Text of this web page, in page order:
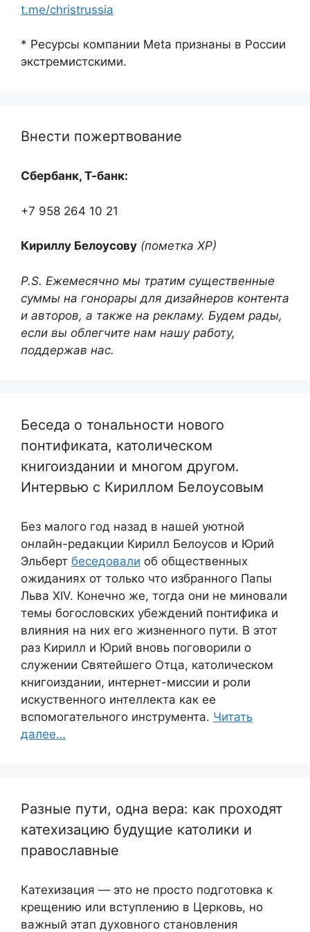
t.me/christrussia
* Ресурсы компании Meta признаны в России
экстремистскими.
Внести пожертвование
Сбербанк, Т-банк:
+7 958 264 10 21
Кириллу Белоусову (пометка ХР)
P.S. Ежемесячно мы тратим существенные
суммы на гонорары для дизайнеров контента
и авторов, а также на рекламу. Будем рады,
если вы облегчите нам нашу работу,
поддержав нас.
Беседа о тональности нового
понтификата, католическом
книгоиздании и многом другом.
Интервью с Кириллом Белоусовым
Без малого год назад в нашей уютной
онлайн-редакции Кирилл Белоусов и Юрий
Эльберт беседовали об общественных
ожиданиях от только что избранного Папы
Льва XIV. Конечно же, тогда они не миновали
темы богословских убеждений понтифика и
влияния на них его жизненного пути. В этот
раз Кирилл и Юрий вновь поговорили о
служении Святейшего Отца, католическом
книгоиздании, интернет-миссии и роли
искуственного интеллекта как ее
вспомогательного инструмента. Читать
далее…
Разные пути, одна вера: как проходят
катехизацию будущие католики и
православные
Катехизация — это не просто подготовка к
крещению или вступлению в Церковь, но
важный этап духовного становления